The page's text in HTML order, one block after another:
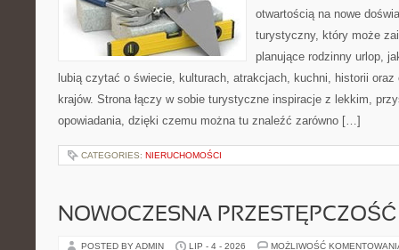
otwartością na nowe
turystyczny, który może
planujące rodzinny urlop,
lubią czytać o świecie, kulturach, atrakcjach, kuchni, historii
krajów. Strona łączy w sobie turystyczne inspiracje z lekkim,
opowiadania, dzięki czemu można tu znaleźć zarówno […]
CATEGORIES: NIERUCHOMOŚCI
NOWOCZESNA PRZESTĘPCZOŚĆ
POSTED BY ADMIN LIP - 4 - 2026 MOŻLIWOŚĆ